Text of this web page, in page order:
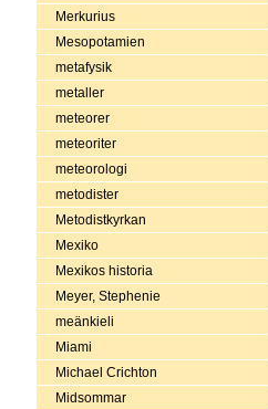
Merkurius
Mesopotamien
metafysik
metaller
meteorer
meteoriter
meteorologi
metodister
Metodistkyrkan
Mexiko
Mexikos historia
Meyer, Stephenie
meänkieli
Miami
Michael Crichton
Midsommar